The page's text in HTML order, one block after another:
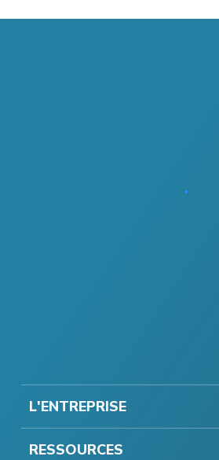
L'ENTREPRISE
RESSOURCES